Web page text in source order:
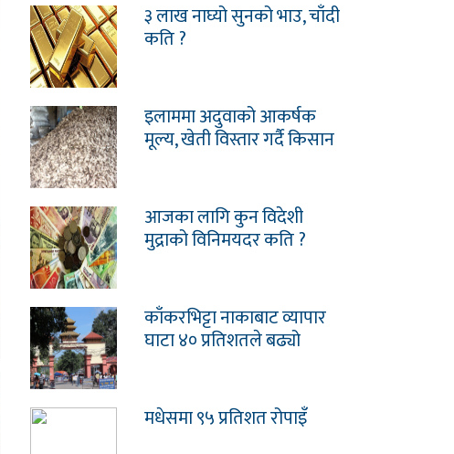
३ लाख नाघ्यो सुनको भाउ, चाँदी
कति ?
इलाममा अदुवाको आकर्षक
मूल्य, खेती विस्तार गर्दै किसान
आजका लागि कुन विदेशी
मुद्राको विनिमयदर कति ?
काँकरभिट्टा नाकाबाट व्यापार
घाटा ४० प्रतिशतले बढ्यो
मधेसमा ९५ प्रतिशत रोपाइँ